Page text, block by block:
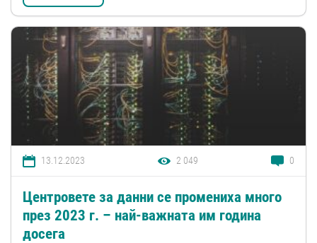
13.12.2023 2 049 0
Центровете за данни се промениха много
през 2023 г. – най-важната им година
досега